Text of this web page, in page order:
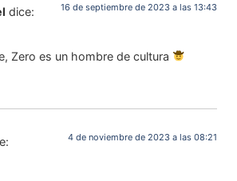
dice: 16 de septiembre de 2023 a las 13:43
Zero es un hombre de cultura
4 de noviembre de 2023 a las 08:21